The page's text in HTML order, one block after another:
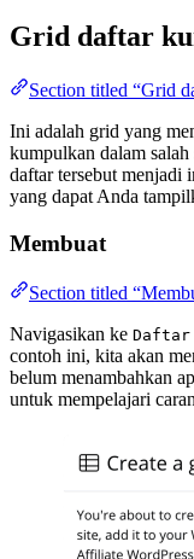
Grid daftar
Section titled “Grid
Ini adalah grid yang
kumpulkan dalam
daftar tersebut menjadi
yang dapat Anda
Membuat
Section titled
Navigasikan ke Daftar
contoh ini, kita akan
belum menambahkan
untuk mempelajari